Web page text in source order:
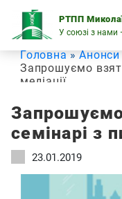
РТПП
У союзі з нами
content
Головна
Анонси
Запрошуємо
медіації
семінарі з
23.01.2019